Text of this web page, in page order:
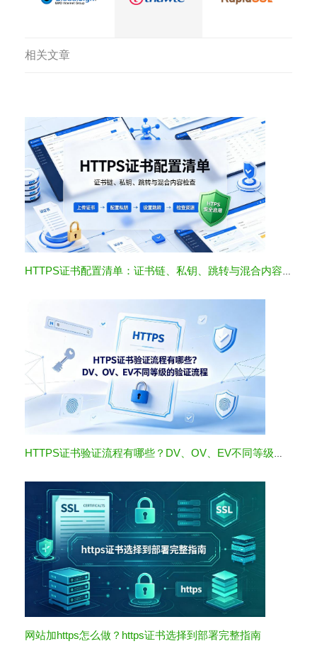
相关文章
HTTPS证书配置清单：证书链、私钥、跳转与混合内容检查
网站加https怎么做？https证书选择到部署完整指南